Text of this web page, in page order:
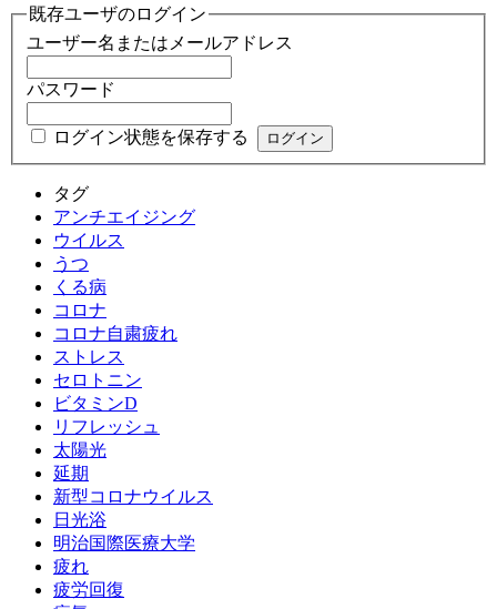
既存ユーザのログイン
ユーザー名またはメールアドレス
パスワード
ログイン状態を保存する
タグ
アンチエイジング
ウイルス
うつ
くる病
コロナ
コロナ自粛疲れ
ストレス
セロトニン
ビタミンD
リフレッシュ
太陽光
延期
新型コロナウイルス
日光浴
明治国際医療大学
疲れ
疲労回復